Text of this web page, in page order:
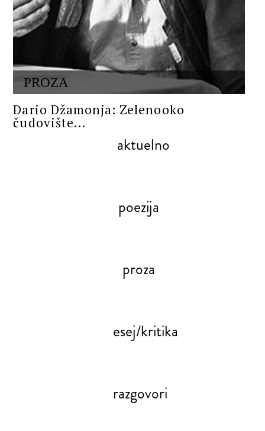
PROZA
Dario Džamonja: Zelenooko
čudovište...
aktuelno
poezija
proza
esej/kritika
razgovori